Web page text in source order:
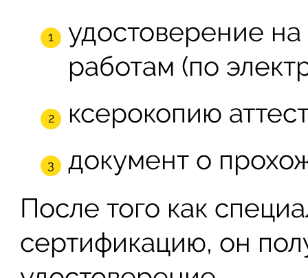
удостоверение
работам (по
ксерокопию
документ о
После того как
сертификацию, он